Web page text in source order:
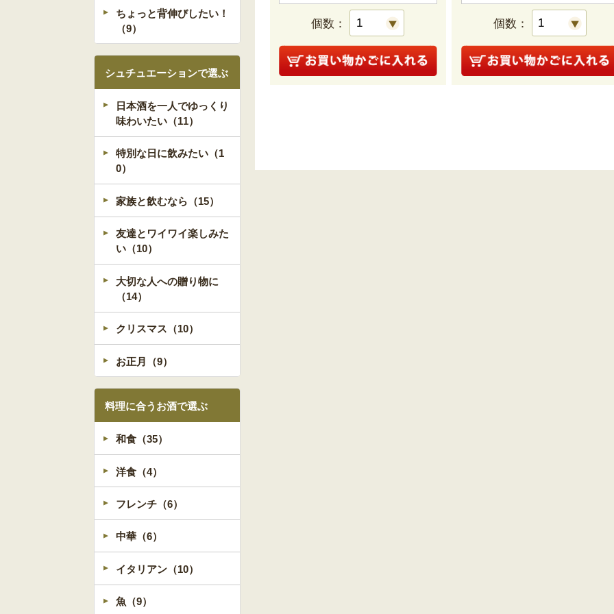
個数： 個数：
ちょっと背伸びしたい！
（9）
シュチュエーションで選ぶ
日本酒を一人でゆっくり
味わいたい（11）
特別な日に飲みたい（1
0）
家族と飲むなら（15）
友達とワイワイ楽しみた
い（10）
大切な人への贈り物に
（14）
クリスマス（10）
お正月（9）
料理に合うお酒で選ぶ
和食（35）
洋食（4）
フレンチ（6）
中華（6）
イタリアン（10）
魚（9）